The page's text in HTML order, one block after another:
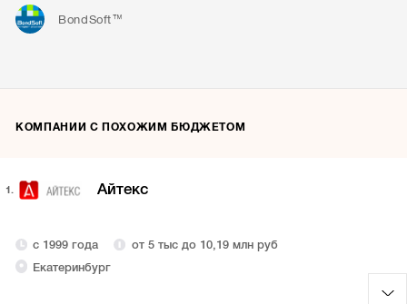
BondSoft™
КОМПАНИИ С ПОХОЖИМ БЮДЖЕТОМ
1. Айтекс
с 1999 года
от 5 тыс до 10,19 млн руб
Екатеринбург